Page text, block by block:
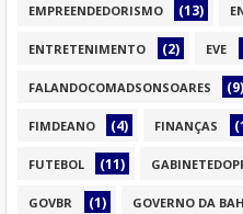
EMPREENDEDORISMO (13)
ENTRETENIMENTO (2) EVE
FALANDOCOMADSONSOARES (9)
FIMDEANO (4) FINANÇAS
FUTEBOL (11)
GOVBR (1) GOVERNO DA